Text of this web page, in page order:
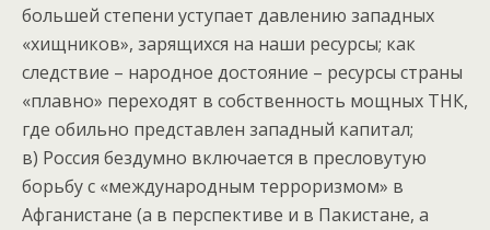
большей степени уступает давлению западных
«хищников», зарящихся на наши ресурсы; как
следствие – народное достояние – ресурсы страны
«плавно» переходят в собственность мощных ТНК,
где обильно представлен западный капитал;
в) Россия бездумно включается в пресловутую
борьбу с «международным терроризмом» в
Афганистане (а в перспективе и в Пакистане, а